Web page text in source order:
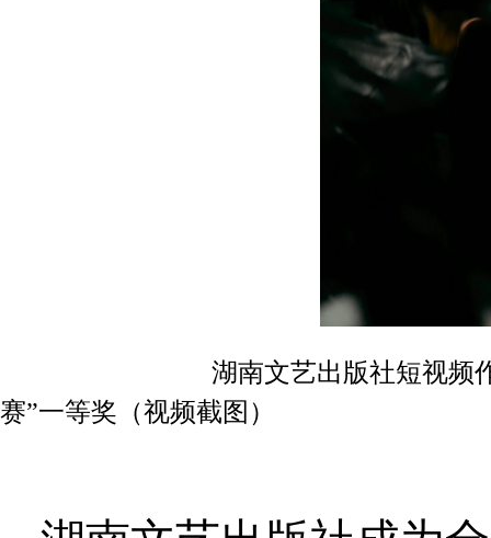
湖南文艺出版社短视频作品《
赛”一等奖（视频截图）